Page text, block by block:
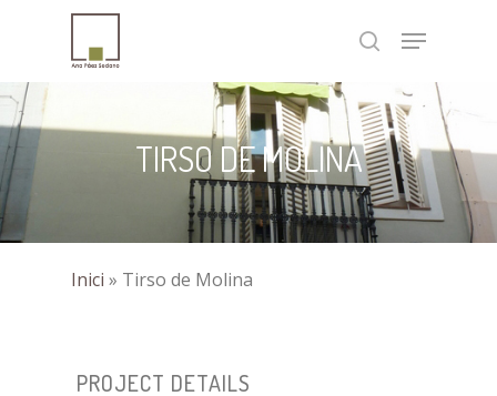
content
search
Menu
TIRSO DE MOLINA
Inici » Tirso de Molina
PROJECT DETAILS
Menu